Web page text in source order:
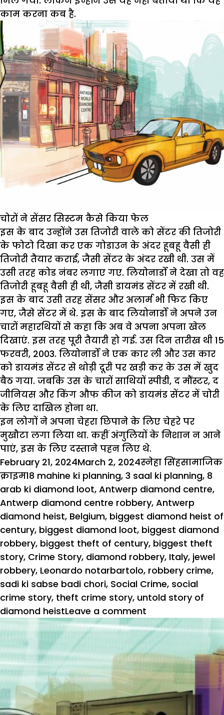
काम करना कब है.
चोरों ने सेंसर सिस्टम कैसे किया फेल
इस के बाद उन्होंने उस तिजोरी वाले को सेंटर की तिजोरी
के फोटो दिखा कर एक गोडाउन के अंदर हूबहू वैसी ही
तिजोरी तैयार कराई, जैसी सेंटर के अंदर रखी थी. उस में
उसी तरह कोड नंबर लगाए गए. लियोनार्डो ने देखा तो वह
तिजोरी हूबहू वैसी ही थी, जैसी डायमंड सेंटर में रखी थी.
इस के बाद उसी तरह सेंसर और अलार्म भी फिट किए
गए, जैसे सेंटर में थे. इस के बाद लियोनार्डो ने अपने उन
चारों महारथियों से कहा कि अब वे अपना अपना खेल
दिखाएं. इस तरह पूरी तैयारी हो गई. उस दिन तारीख थी 15
फरवरी, 2003. लियोनार्डो ने एक कार ली और उस कार
को डायमंड सेंटर से थोड़ी दूरी पर खड़ी कर के उस में खुद
बैठ गया. जबकि उस के चारों साथियों स्पीडी, द मौंस्टर, द
जीनियस और किंग औफ कीज को डायमंड सेंटर में चोरी
के लिए दाखिल होना था.
इन लोगों ने अपना चेहरा छिपाने के लिए चेहरे पर
मुखौटा लगा लिया था. कहीं अंगुलियों के निशान न आने
पाएं, इस के लिए दस्ताने पहन लिए थे.
Posted
on
February 21, 2024March 2, 2024Author
स्नेहा सिंहसामाजिक
क्राइमTags
18 mahine ki planning, 3 saal ki planning, 8
arab ki diamond loot, Antwerp diamond centre,
Antwerp diamond centre robbery, Antwerp
diamond heist, Belgium, biggest diamond heist of
century, biggest diamond loot, biggest diamond
robbery, biggest theft of century, biggest theft
story, Crime Story, diamond robbery, Italy, jewel
robbery, Leonardo notarbartolo, robbery crime,
sadi ki sabse badi chori, Social Crime, social
crime story, theft crime story, untold story of
diamond heistLeave a comment